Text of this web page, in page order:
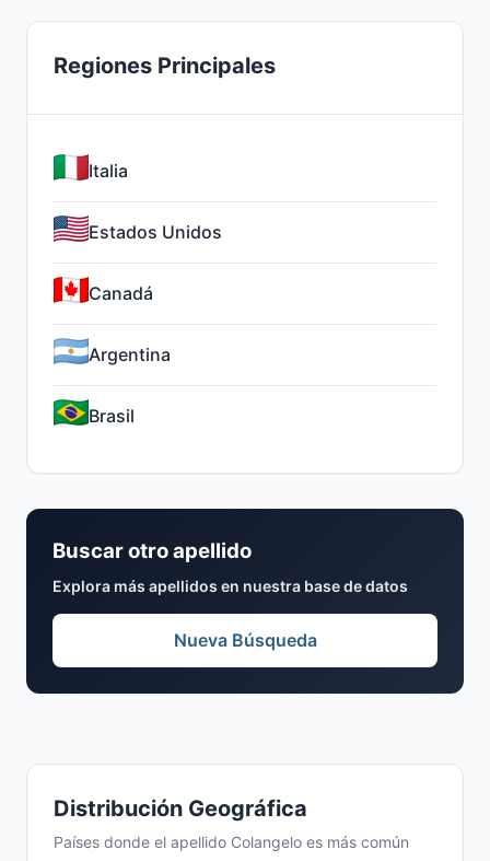
Distribución Geográfica
Países donde el apellido Colangelo es más común
Regiones Principales
Italia
Estados Unidos
Canadá
Argentina
Brasil
Buscar otro apellido
Explora más apellidos en nuestra base de datos
Nueva Búsqueda